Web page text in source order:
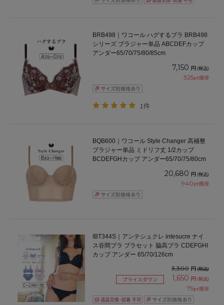
BRB498｜ワコール ハグするブラ BRB498
シリーズ ブラジャー単品 ABCDEFカップ
アンダー65/70/75/80/85cm
7,150 円 (税込)
325pt獲得
1件
BQB600｜ワコール Style Changer 高補整
ブラジャー単品 ミドリフ丈 1/2カップ
BCDEFGHカップ アンダー65/70/75/80cm
20,680 円 (税込)
940pt獲得
IBT344S｜アンテシュクレ intesucre ナイ
ス谷間ブラ ブラセット 脇高ブラ CDEFGHI
カップ アンダー 65/70/126cm
3,300 円(税込)
プライスダウン 1,650 円 (税込)
75pt獲得